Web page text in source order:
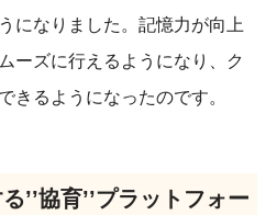
になりました。記憶力が向上
ーズに行えるようになり、ク
きるようになったのです。
’’協育’’プラットフォー